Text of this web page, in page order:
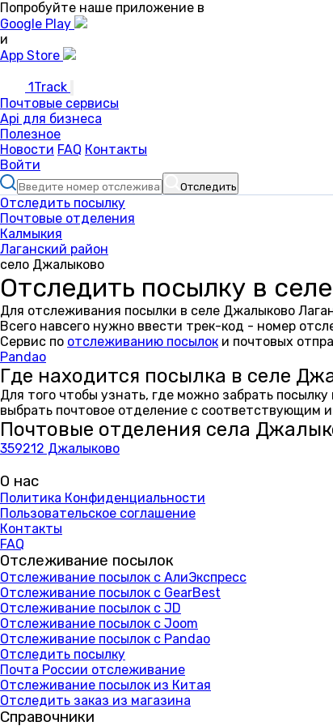
Попробуйте наше приложение в
Google Play
и
App Store
1Track
Почтовые сервисы
Api для бизнеса
Полезное
Новости FAQ Контакты
Войти
Отследить
Отследить посылку
Почтовые отделения
Калмыкия
Лаганский район
село Джалыково
Отследить посылку в
Для отслеживания посылки в селе Джалыково
Всего навсего нужно ввести трек-код - номер
Сервис по отслеживанию посылок и почтовых
Pandao
Где находится посылка в селе
Для того чтобы узнать, где можно забрать
выбрать почтовое отделение с соответствующим
Почтовые отделения села
359212 Джалыково
О нас
Политика Конфиденциальности
Пользовательское соглашение
Контакты
FAQ
Отслеживание посылок
Отслеживание посылок с АлиЭкспресс
Отслеживание посылок с GearBest
Отслеживание посылок с JD
Отслеживание посылок с Joom
Отслеживание посылок с Pandao
Отследить посылку
Почта России отслеживание
Отслеживание посылок из Китая
Отследить заказ из магазина
Справочники